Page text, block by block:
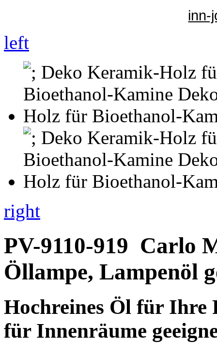
inn-
left
right
PV-9110-919 Carlo
Öllampe, Lampenöl
Hochreines Öl für Ihre
für Innenräume